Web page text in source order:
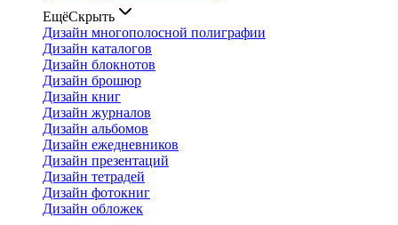
ЕщёСкрыть
Дизайн многополосной полиграфии
Дизайн каталогов
Дизайн блокнотов
Дизайн брошюр
Дизайн книг
Дизайн журналов
Дизайн альбомов
Дизайн ежедневников
Дизайн презентаций
Дизайн тетрадей
Дизайн фотокниг
Дизайн обложек